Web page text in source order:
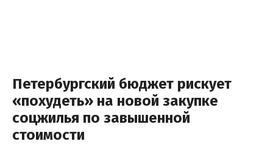
Петербургский бюджет рискует
«похудеть» на новой закупке
соцжилья по завышенной
стоимости